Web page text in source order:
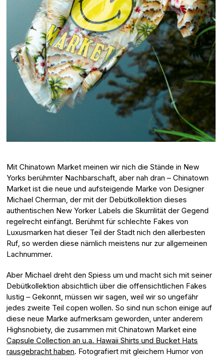
Mit Chinatown Market meinen wir nich die Stände in New
Yorks berühmter Nachbarschaft, aber nah dran – Chinatown
Market ist die neue und aufsteigende Marke von Designer
Michael Cherman, der mit der Debütkollektion dieses
authentischen New Yorker Labels die Skurrilität der Gegend
regelrecht einfängt. Berühmt für schlechte Fakes von
Luxusmarken hat dieser Teil der Stadt nich den allerbesten
Ruf, so werden diese nämlich meistens nur zur allgemeinen
Lachnummer.
Aber Michael dreht den Spiess um und macht sich mit seiner
Debütkollektion absichtlich über die offensichtlichen Fakes
lustig – Gekonnt, müssen wir sagen, weil wir so ungefähr
jedes zweite Teil copen wollen. So sind nun schon einige auf
diese neue Marke aufmerksam geworden, unter anderem
Highsnobiety, die zusammen mit Chinatown Market eine
Capsule Collection an u.a. Hawaii Shirts und Bucket Hats
rausgebracht haben. Fotografiert mit gleichem Humor von